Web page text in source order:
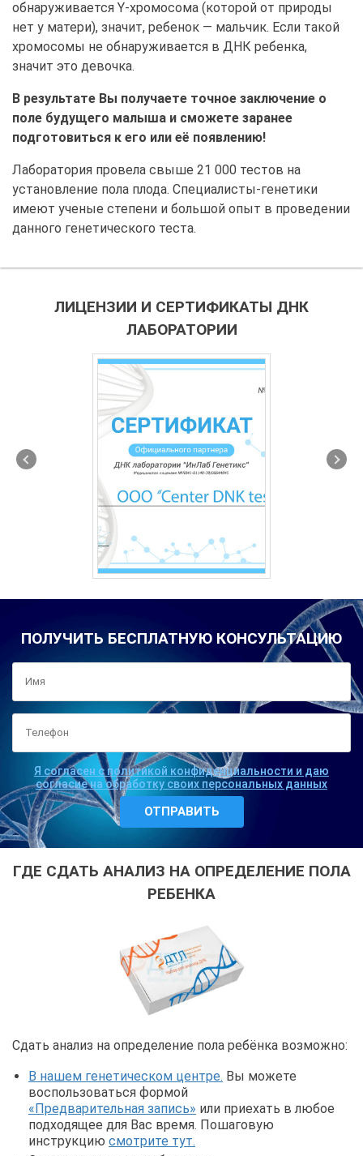
обнаруживается Y-хромосома (которой от природы
нет у матери), значит, ребенок — мальчик. Если такой
хромосомы не обнаруживается в ДНК ребенка,
значит это девочка.
В результате Вы получаете точное заключение о
поле будущего малыша и сможете заранее
подготовиться к его или её появлению!
Лаборатория провела свыше 21 000 тестов на
установление пола плода. Специалисты-генетики
имеют ученые степени и большой опыт в проведении
данного генетического теста.
ЛИЦЕНЗИИ И СЕРТИФИКАТЫ ДНК
ЛАБОРАТОРИИ
ПОЛУЧИТЬ БЕСПЛАТНУЮ КОНСУЛЬТАЦИЮ
Я согласен с политикой конфиденциальности и даю
согласие на обработку своих персональных данных
ГДЕ СДАТЬ АНАЛИЗ НА ОПРЕДЕЛЕНИЕ ПОЛА
РЕБЕНКА
Сдать анализ на определение пола ребёнка возможно:
В нашем генетическом центре. Вы можете
воспользоваться формой
«Предварительная запись» или приехать в любое
подходящее для Вас время. Пошаговую
инструкцию смотрите тут.